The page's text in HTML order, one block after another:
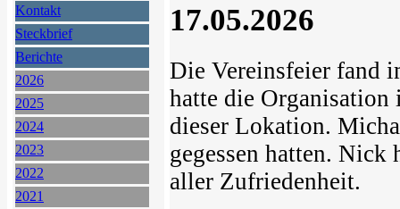
Kontakt
Steckbrief
Berichte
2026
2025
2024
2023
2022
2021
17.05.2026
Die Vereinsfeier fand
hatte die
dieser Lokation.
gegessen hatten. Nick
aller Zufriedenheit.